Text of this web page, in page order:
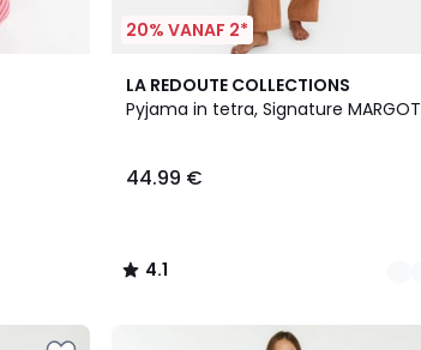
20% VANAF 2*
LA REDOUTE COLLECTIONS
Pyjama in tetra, Signature MARGOT
44.99 €
4.1
/ 5
4
Kleuren
4.1
/